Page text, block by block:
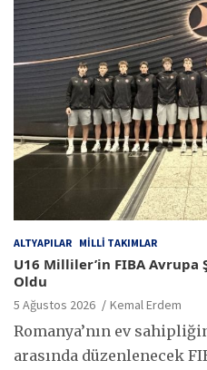
ALTYAPILAR MILLI TAKIMLAR
U16 Milliler’in FIBA Avrupa
Oldu
5 Ağustos 2026 Kemal Erdem
Romanya’nın ev
arasında düzenlenecek